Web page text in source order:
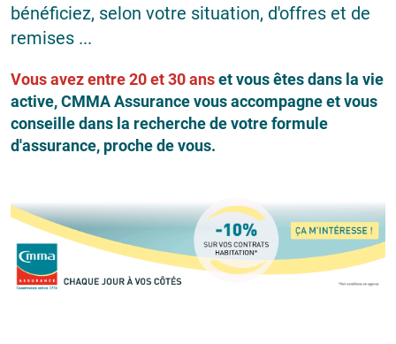
bénéficiez, selon votre situation, d'offres et de
remises ...
Vous avez entre 20 et 30 anset vous êtes dans la vie
active, CMMA Assurance vous accompagne et vous
conseille dans la recherche de votre formule
d'assurance, proche de vous.